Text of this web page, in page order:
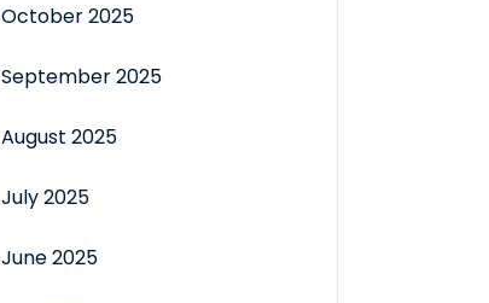
October 2025
September 2025
August 2025
July 2025
June 2025